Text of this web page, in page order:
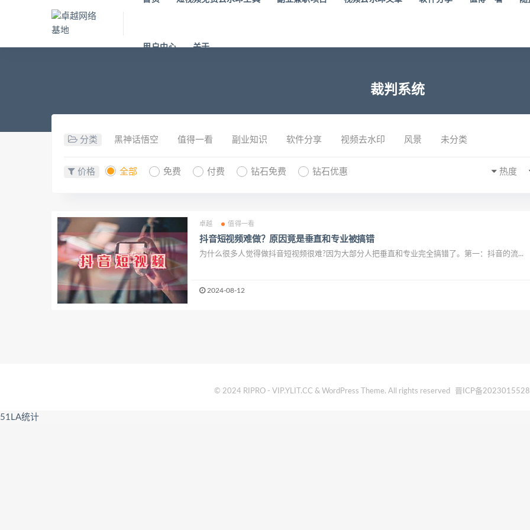
用户中心 关于
裁判系统
分类 黑神话悟空 值得一看 副业知识 软件分享 视频去水印 风景 未分类
价格 全部 免费 付费 钻石免费 钻石优惠 热度
卓越 值得一看
抖音短视频难做？原因竟是垂直和专业被搞错
为什么很多人觉得做抖音短视频很难?因为大部分人把垂直和专业完全搞错了。第一：抖音的流...
2024-08-12
© 2024 RIPRO - VIP.YLIT.CC & WordPress Theme. All rights reserved 晋ICP备
51LA统计